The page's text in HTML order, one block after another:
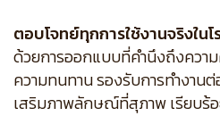
ตอบโจทย์ทุกการใช้งานจริงใน
ด้วยการออกแบบที่คำนึงถึงควา
ความทนทาน รองรับการทำงาน
เสริมภาพลักษณ์ที่สุภาพ เรียบร้อ